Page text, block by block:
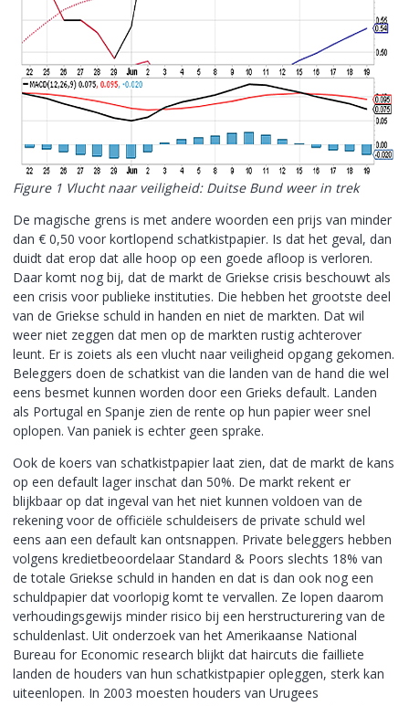
Figure 1 Vlucht naar veiligheid: Duitse Bund weer in trek
De magische grens is met andere woorden een prijs van minder
dan € 0,50 voor kortlopend schatkistpapier. Is dat het geval, dan
duidt dat erop dat alle hoop op een goede afloop is verloren.
Daar komt nog bij, dat de markt de Griekse crisis beschouwt als
een crisis voor publieke instituties. Die hebben het grootste deel
van de Griekse schuld in handen en niet de markten. Dat wil
weer niet zeggen dat men op de markten rustig achterover
leunt. Er is zoiets als een vlucht naar veiligheid opgang gekomen.
Beleggers doen de schatkist van die landen van de hand die wel
eens besmet kunnen worden door een Grieks default. Landen
als Portugal en Spanje zien de rente op hun papier weer snel
oplopen. Van paniek is echter geen sprake.
Ook de koers van schatkistpapier laat zien, dat de markt de kans
op een default lager inschat dan 50%. De markt rekent er
blijkbaar op dat ingeval van het niet kunnen voldoen van de
rekening voor de officiële schuldeisers de private schuld wel
eens aan een default kan ontsnappen. Private beleggers hebben
volgens kredietbeoordelaar Standard & Poors slechts 18% van
de totale Griekse schuld in handen en dat is dan ook nog een
schuldpapier dat voorlopig komt te vervallen. Ze lopen daarom
verhoudingsgewijs minder risico bij een herstructurering van de
schuldenlast. Uit onderzoek van het Amerikaanse National
Bureau for Economic research blijkt dat haircuts die failliete
landen de houders van hun schatkistpapier opleggen, sterk kan
uiteenlopen. In 2003 moesten houders van Urugees